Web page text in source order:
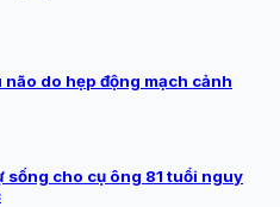
do hẹp động mạch cảnh
cho cụ ông 81 tuổi nguy